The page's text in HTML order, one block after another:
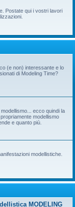
Postate qui i vostri lavori
(e non) interessante e lo
di Modeling Time?
ecco quindi la
modellismo
e quanto più.
modellistiche.
MODELING